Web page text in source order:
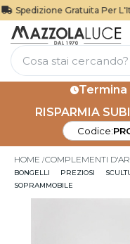
Spedizione Gratuita Per
Termina
RISPARMIA
Codice:
HOME COMPLEMENTI
BONGELLI PREZIOSI
SOPRAMMOBILE